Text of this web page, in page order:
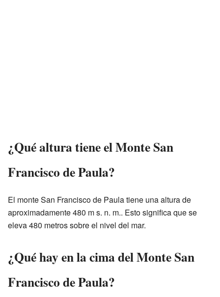
¿Qué altura tiene el Monte San
Francisco de Paula?
El monte San Francisco de Paula tiene una altura de
aproximadamente 480 m s. n. m.. Esto significa que se
eleva 480 metros sobre el nivel del mar.
¿Qué hay en la cima del Monte San
Francisco de Paula?